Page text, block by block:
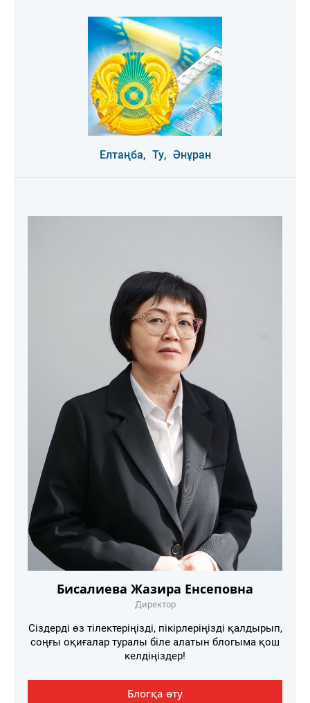
Елтаңба, Ту, Әнұран
Бисалиева Жазира Енсеповна
Директор
Сіздерді өз тілектеріңізді, пікірлеріңізді қалдырып,
соңғы оқиғалар туралы біле алатын блогыма қош
келдіңіздер!
Блогқа өту